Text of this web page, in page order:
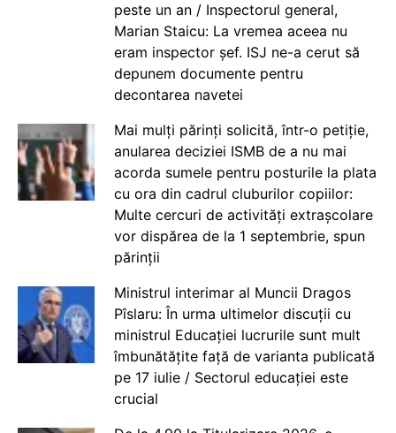
peste un an / Inspectorul general,
Marian Staicu: La vremea aceea nu
eram inspector șef. ISJ ne-a cerut să
depunem documente pentru
decontarea navetei
Mai mulți părinți solicită, într-o petiție,
anularea deciziei ISMB de a nu mai
acorda sumele pentru posturile la plata
cu ora din cadrul cluburilor copiilor:
Multe cercuri de activități extrașcolare
vor dispărea de la 1 septembrie, spun
părinții
Ministrul interimar al Muncii Dragos
Pîslaru: În urma ultimelor discuții cu
ministrul Educației lucrurile sunt mult
îmbunătățite față de varianta publicată
pe 17 iulie / Sectorul educației este
crucial